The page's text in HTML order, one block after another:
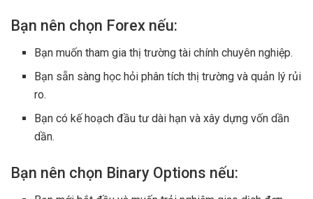
Bạn nên chọn Forex nếu:
Bạn muốn tham gia thị trường tài chính chuyên nghiệp.
Bạn sẵn sàng học hỏi phân tích thị trường và quản lý rủi
ro.
Bạn có kế hoạch đầu tư dài hạn và xây dựng vốn dần
dần.
Bạn nên chọn Binary Options nếu: